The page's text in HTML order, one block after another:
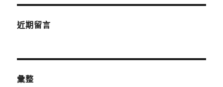
近期留言
彙整